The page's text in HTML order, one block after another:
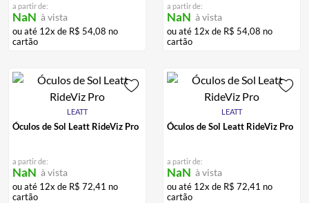
a partir de:
NaN à vista
ou até 12x de R$ 54,08 no
cartão
a partir de:
NaN à vista
ou até 12x de R$ 54,08 no
cartão
LEATT
Óculos de Sol Leatt RideViz Pro
a partir de:
NaN à vista
ou até 12x de R$ 72,41 no
cartão
LEATT
Óculos de Sol Leatt RideViz Pro
a partir de:
NaN à vista
ou até 12x de R$ 72,41 no
cartão